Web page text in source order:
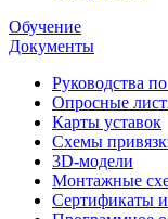
Обучение
Документы
Руководства
Опросные
Карты уставок
Схемы
3D-модели
Монтажные
Сертификаты